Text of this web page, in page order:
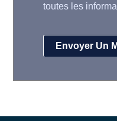
toutes les